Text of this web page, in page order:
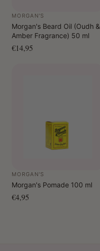
MORGAN'S
Morgan's Beard Oil (Oudh &
Amber Fragrance) 50 ml
€14,95
MORGAN'S
Morgan's Pomade 100 ml
€4,95